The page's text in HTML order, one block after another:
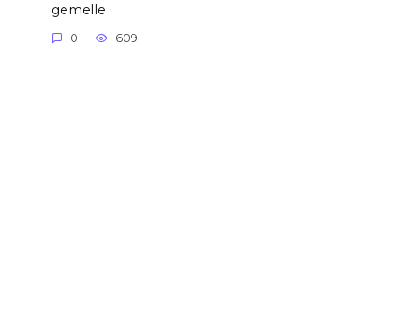
gemelle
0 609